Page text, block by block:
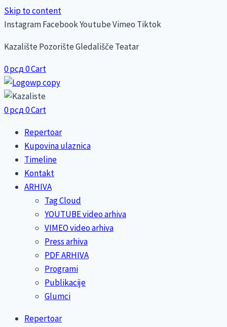
Skip to content
InstagramFacebookYoutubeVimeo Tiktok
Kazalište Pozorište Gledališče Teatar
0рсд0Cart
0рсд0Cart
Repertoar
Kupovina ulaznica
Timeline
Kontakt
ARHIVA
Tag Cloud
YOUTUBE video arhiva
VIMEO video arhiva
Press arhiva
PDF ARHIVA
Programi
Publikacije
Glumci
Repertoar